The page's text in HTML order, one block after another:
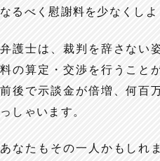
なるべく慰謝料を少なくしよ
弁護士は、裁判を辞さない
料の算定・交渉を行うこと
前後で示談金が倍増、何百
っしゃいます。
あなたもその一人かもしれ